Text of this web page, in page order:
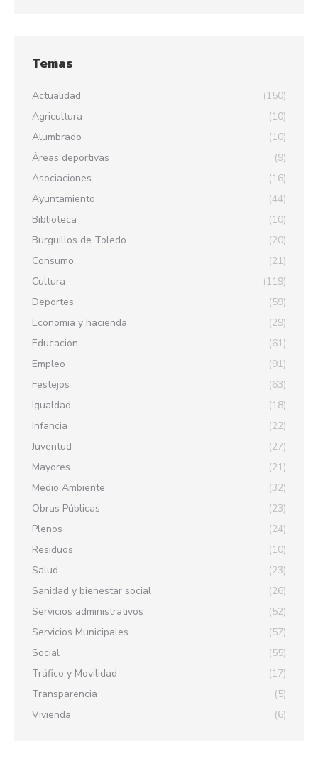
Temas
Actualidad
(150)
Agricultura
(10)
Alumbrado
(10)
Áreas deportivas
(9)
Asociaciones
(16)
Ayuntamiento
(44)
Biblioteca
(10)
Burguillos de Toledo
(20)
Consumo
(21)
Cultura
(119)
Deportes
(59)
Economia y hacienda
(29)
Educación
(61)
Empleo
(91)
Festejos
(63)
Igualdad
(18)
Infancia
(22)
Juventud
(27)
Mayores
(21)
Medio Ambiente
(32)
Obras Públicas
(23)
Plenos
(24)
Residuos
(10)
Salud
(23)
Sanidad y bienestar social
(26)
Servicios administrativos
(52)
Servicios Municipales
(57)
Social
(55)
Tráfico y Movilidad
(17)
Transparencia
(5)
Vivienda
(6)